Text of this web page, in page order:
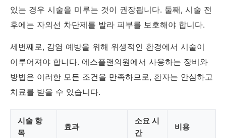
있는 경우 시술을 미루는 것이 권장됩니다. 둘째, 시술 전
후에는 자외선 차단제를 발라 피부를 보호해야 합니다.
세번째로, 감염 예방을 위해 위생적인 환경에서 시술이
이루어져야 합니다. 에스플랜의원에서 사용하는 장비와
방법은 이러한 모든 조건을 만족하므로, 환자는 안심하고
치료를 받을 수 있습니다.
시술 항
목
효과
소요 시
간
비용